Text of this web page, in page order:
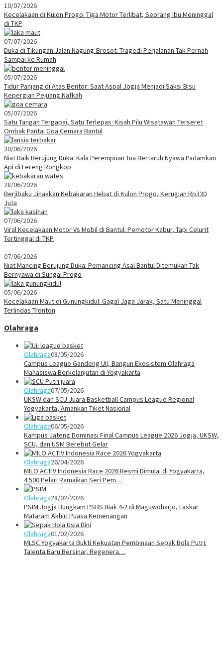
10/07/2026
Kecelakaan di Kulon Progo: Tiga Motor Terlibat, Seorang Ibu Meninggal
di TKP
07/07/2026
Duka di Tikungan Jalan Nagung-Brosot: Tragedi Perjalanan Tak Pernah
Sampai ke Rumah
05/07/2026
Tidur Panjang di Atas Bentor: Saat Aspal Jogja Menjadi Saksi Bisu
Kepergian Pejuang Nafkah
05/07/2026
Satu Tangan Tergapai, Satu Terlepas: Kisah Pilu Wisatawan Terseret
Ombak Pantai Goa Cemara Bantul
30/06/2026
Niat Baik Berujung Duka: Kala Perempuan Tua Bertaruh Nyawa Padamkan
Api di Lereng Rongkop
28/06/2026
Berjibaku Jinakkan Kebakaran Hebat di Kulon Progo, Kerugian Rp330
Juta
07/06/2026
Viral Kecelakaan Motor Vs Mobil di Bantul: Pemotor Kabur, Tapi Celurit
Tertinggal di TKP
07/06/2026
Niat Mancing Berujung Duka: Pemancing Asal Bantul Ditemukan Tak
Bernyawa di Sungai Progo
05/06/2026
Kecelakaan Maut di Gunungkidul: Gagal Jaga Jarak, Satu Meninggal
Terlindas Tronton
Olahraga
Olahraga08/05/2026
Campus League Gandeng UII, Bangun Ekosistem Olahraga
Mahasiswa Berkelanjutan di Yogyakarta
Olahraga07/05/2026
UKSW dan SCU Juara Basketball Campus League Regional
Yogyakarta, Amankan Tiket Nasional
Olahraga06/05/2026
Kampus Jateng Dominasi Final Campus League 2026 Jogja, UKSW,
SCU, dan USM Berebut Gelar
Olahraga26/04/2026
MILO ACTIV Indonesia Race 2026 Resmi Dimulai di Yogyakarta,
4.500 Pelari Ramaikan Seri Pem…
Olahraga28/02/2026
PSIM Jogja Bungkam PSBS Biak 4-2 di Maguwoharjo, Laskar
Mataram Akhiri Puasa Kemenangan
Olahraga01/02/2026
MLSC Yogyakarta Bukti Kekuatan Pembinaan Sepak Bola Putri:
Talenta Baru Bersinar, Regenera…